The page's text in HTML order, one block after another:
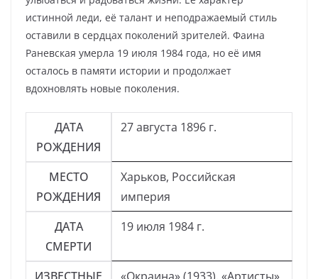
истинной леди, её талант и неподражаемый стиль
оставили в сердцах поколений зрителей. Фаина
Раневская умерла 19 июля 1984 года, но её имя
осталось в памяти истории и продолжает
вдохновлять новые поколения.
ДАТА
РОЖДЕНИЯ
27 августа 1896 г.
МЕСТО
РОЖДЕНИЯ
Харьков, Российская
империя
ДАТА
СМЕРТИ
19 июля 1984 г.